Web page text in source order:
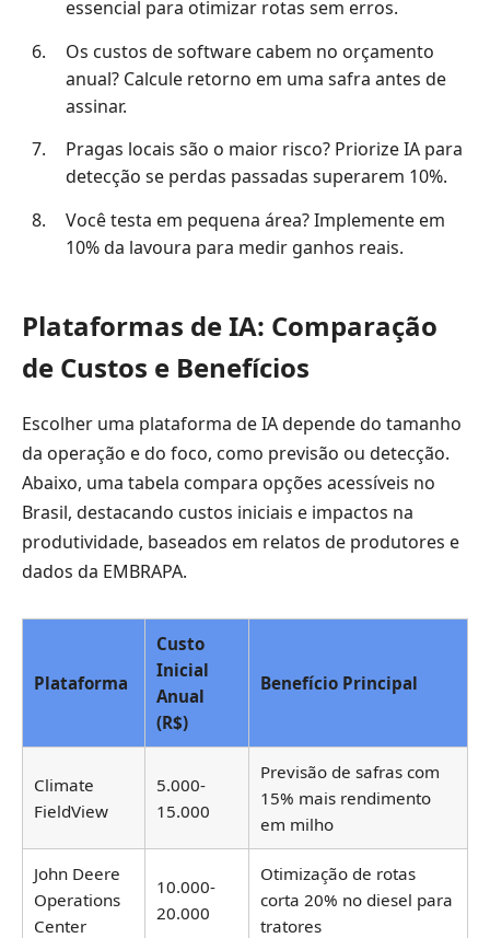
essencial para otimizar rotas sem erros.
Os custos de software cabem no orçamento
anual? Calcule retorno em uma safra antes de
assinar.
Pragas locais são o maior risco? Priorize IA para
detecção se perdas passadas superarem 10%.
Você testa em pequena área? Implemente em
10% da lavoura para medir ganhos reais.
Plataformas de IA: Comparação
de Custos e Benefícios
Escolher uma plataforma de IA depende do tamanho
da operação e do foco, como previsão ou detecção.
Abaixo, uma tabela compara opções acessíveis no
Brasil, destacando custos iniciais e impactos na
produtividade, baseados em relatos de produtores e
dados da EMBRAPA.
Plataforma
Custo
Inicial
Anual
(R$)
Benefício Principal
Climate
FieldView
5.000-
15.000
Previsão de safras com
15% mais rendimento
em milho
John Deere
Operations
Center
10.000-
20.000
Otimização de rotas
corta 20% no diesel para
tratores